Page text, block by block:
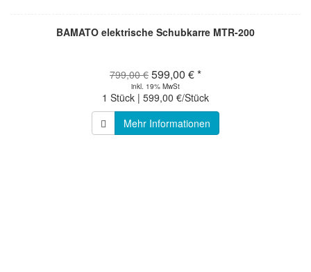
BAMATO elektrische Schubkarre MTR-200
799,00 € 599,00 € *
inkl. 19% MwSt
1 Stück | 599,00 €/Stück
Mehr Informationen